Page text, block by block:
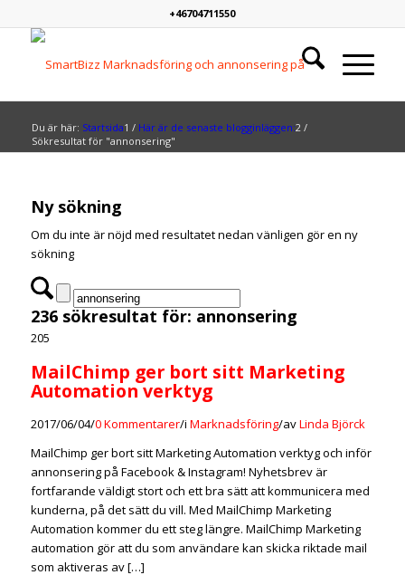
+46704711550
Du är här: Startsida1 / Här är de senaste blogginläggen:2 /
Sökresultat för "annonsering"
Ny sökning
Om du inte är nöjd med resultatet nedan vänligen gör en ny
sökning
236 sökresultat för: annonsering
205
MailChimp ger bort sitt Marketing
Automation verktyg
2017/06/04/0 Kommentarer/i Marknadsföring/avLinda Björck
MailChimp ger bort sitt Marketing Automation verktyg och inför
annonsering på Facebook & Instagram! Nyhetsbrev är
fortfarande väldigt stort och ett bra sätt att kommunicera med
kunderna, på det sätt du vill. Med MailChimp Marketing
Automation kommer du ett steg längre. MailChimp Marketing
automation gör att du som användare kan skicka riktade mail
som aktiveras av […]